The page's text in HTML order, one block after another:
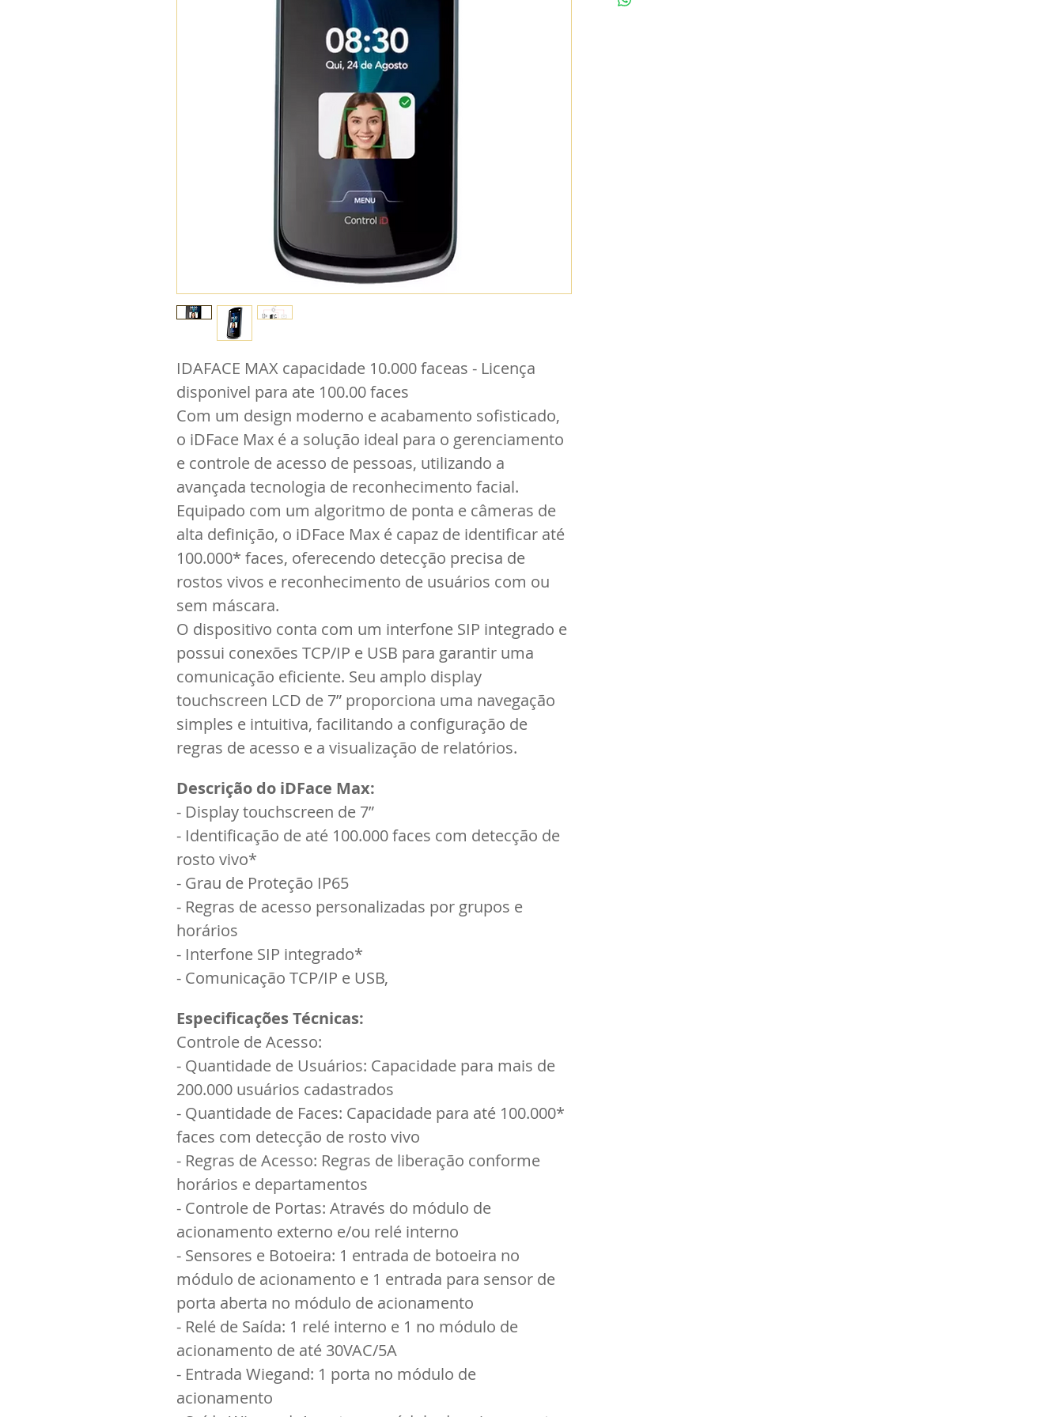
IDAFACE MAX capacidade 10.000 faceas - Licença
disponivel para ate 100.00 faces
Com um design moderno e acabamento sofisticado,
o iDFace Max é a solução ideal para o gerenciamento
e controle de acesso de pessoas, utilizando a
avançada tecnologia de reconhecimento facial.
Equipado com um algoritmo de ponta e câmeras de
alta definição, o iDFace Max é capaz de identificar até
100.000* faces, oferecendo detecção precisa de
rostos vivos e reconhecimento de usuários com ou
sem máscara.
O dispositivo conta com um interfone SIP integrado e
possui conexões TCP/IP e USB para garantir uma
comunicação eficiente. Seu amplo display
touchscreen LCD de 7” proporciona uma navegação
simples e intuitiva, facilitando a configuração de
regras de acesso e a visualização de relatórios.
Descrição do iDFace Max:
- Display touchscreen de 7”
- Identificação de até 100.000 faces com detecção de
rosto vivo*
- Grau de Proteção IP65
- Regras de acesso personalizadas por grupos e
horários
- Interfone SIP integrado*
- Comunicação TCP/IP e USB,
Especificações Técnicas:
Controle de Acesso:
- Quantidade de Usuários: Capacidade para mais de
200.000 usuários cadastrados
- Quantidade de Faces: Capacidade para até 100.000*
faces com detecção de rosto vivo
- Regras de Acesso: Regras de liberação conforme
horários e departamentos
- Controle de Portas: Através do módulo de
acionamento externo e/ou relé interno
- Sensores e Botoeira: 1 entrada de botoeira no
módulo de acionamento e 1 entrada para sensor de
porta aberta no módulo de acionamento
- Relé de Saída: 1 relé interno e 1 no módulo de
acionamento de até 30VAC/5A
- Entrada Wiegand: 1 porta no módulo de
acionamento